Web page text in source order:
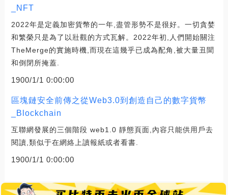
_NFT
2022年是定義加密貨幣的一年,盡管形勢不是很好。一切貪婪
和繁榮只是為了以壯觀的方式瓦解。2022年初,人們開始關注
TheMerge的實施時機,而現在這幾乎已成為配角,被大量丑聞
和倒閉所掩蓋.
1900/1/1 0:00:00
區塊鏈安全前傳之從Web3.0到創造自己的數字貨幣
_Blockchain
互聯網發展的三個階段 web1.0 靜態頁面,內容只能供用戶去
閱讀,類似于在網絡上讀報紙或者看書.
1900/1/1 0:00:00